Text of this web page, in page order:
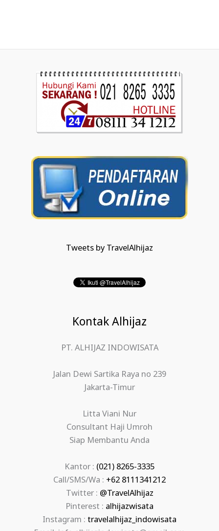
Tweets by TravelAlhijaz
Kontak Alhijaz
PT. ALHIJAZ INDOWISATA
Jalan Dewi Sartika Raya no 239
Jakarta-Timur
Litta Viani Nur
Consultant Haji Umroh
Siap Membantu Anda
Kantor : (021) 8265-3335
Call/SMS/Wa : +62 8111341212
Twitter : @TravelAlhijaz
Pinterest : alhijazwisata
Instagram : travelalhijaz_indowisata